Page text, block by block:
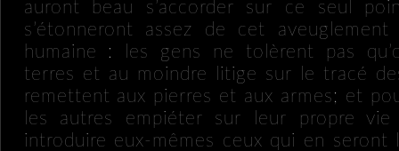
auront beau s’accorder sur ce seul
s’étonneront assez de cet aveuglement
humaine : les gens ne tolèrent pas
terres et au moindre litige sur le tracé
remettent aux pierres et aux armes; et
les autres empiéter sur leur propre vie
introduire eux-mêmes ceux qui en seront